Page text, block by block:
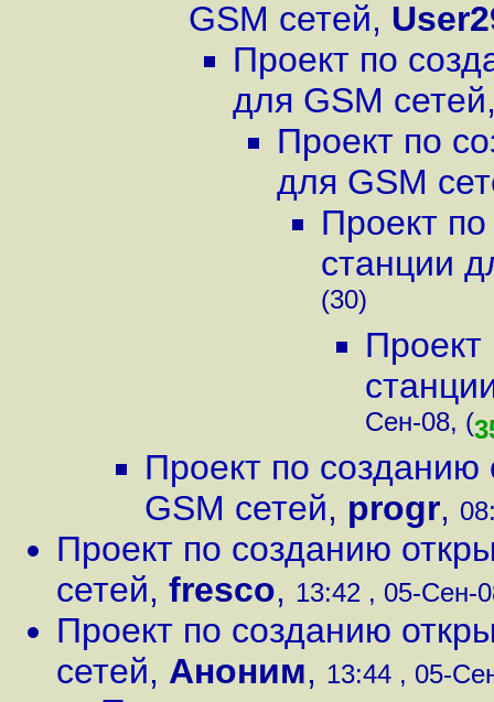
GSM сетей,
Проект по
для GSM сетей
Проект по
для GSM
Проект
станции
(30)
Проект
Сен-08, (
Проект по созданию
GSM сетей, progr,
Проект по созданию
сетей, fresco, 13:42 , 05-Сен-
Проект по созданию
сетей, Аноним, 13:44 , 05-